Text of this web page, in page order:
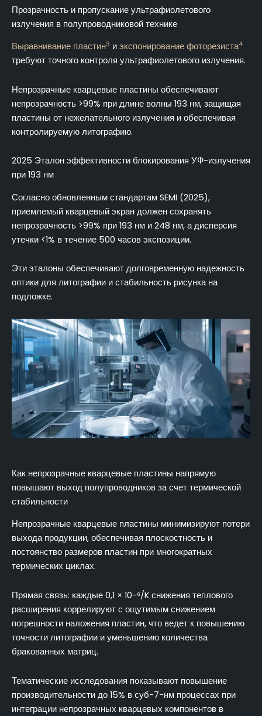
Прозрачность и пропускание ультрафиолетового
излучения в полупроводниковой технике
Выравнивание пластин3 и экспонирование фоторезиста4
требуют точного контроля ультрафиолетового излучения.
Непрозрачные кварцевые пластины обеспечивают
непрозрачность >99% при длине волны 193 нм, защищая
пластины от нежелательного излучения и обеспечивая
контролируемую литографию.
2025 Эталон эффективности блокирования УФ-излучения
при 193 нм
Согласно обновленным стандартам SEMI (2025),
приемлемый кварцевый экран должен сохранять
непрозрачность >99% при 193 нм и 248 нм, а дисперсия
утечки <1% в течение 500 часов экспозиции.
Эти эталоны обеспечивают долговременную надежность
оптики для литографии и стабильность рисунка на
подложке.
Как непрозрачные кварцевые пластины напрямую
повышают выход полупроводников за счет термической
стабильности
Непрозрачные кварцевые пластины минимизируют потери
выхода продукции, обеспечивая плоскостность и
постоянство размеров пластин при многократных
термических циклах.
Прямая связь: каждые 0,1 × 10-⁶/K снижения теплового
расширения коррелируют с ощутимым снижением
погрешности наложения пластин, что ведет к повышению
точности литографии и уменьшению количества
бракованных матриц.
Тематические исследования показывают повышение
производительности до 15% в суб-7-нм процессах при
интеграции непрозрачных кварцевых компонентов в